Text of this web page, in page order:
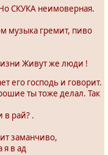
СКУКА неимоверная.
музыка гремит, пиво
Живут же люди !
его господь и говорит.
ты тоже делал. Так
в рай? .
заманчиво,
я в ад